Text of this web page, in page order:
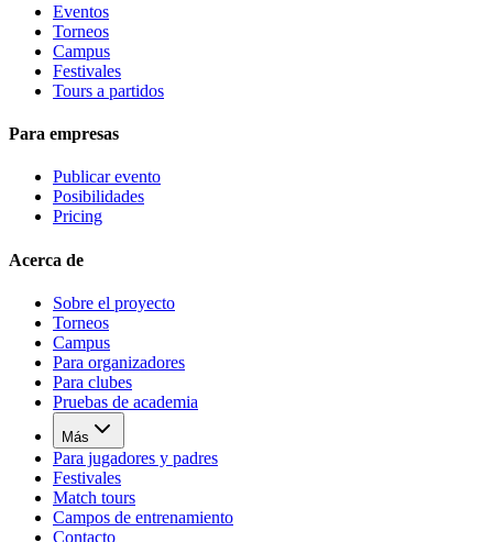
Eventos
Torneos
Campus
Festivales
Tours a partidos
Para empresas
Publicar evento
Posibilidades
Pricing
Acerca de
Sobre el proyecto
Torneos
Campus
Para organizadores
Para clubes
Pruebas de academia
Más
Para jugadores y padres
Festivales
Match tours
Campos de entrenamiento
Contacto